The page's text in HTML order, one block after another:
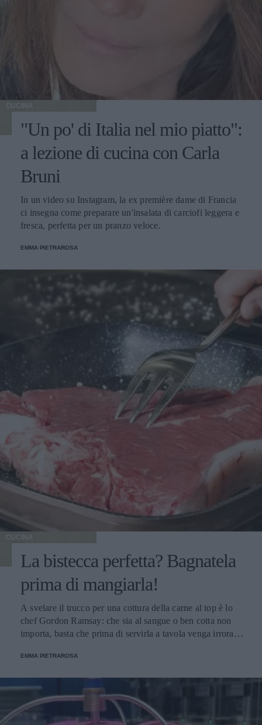
CUCINA
"Un po' di Italia nel mio piatto":
a lezione di cucina con Carla
Bruni
In un video su Instagram, la ex première dame di Francia
ci insegna come preparare un'insalata di carciofi leggera e
fresca, perfetta per un pranzo veloce.
EMMA PIETRAROSA
CUCINA
La bistecca perfetta? Bagnatela
prima di mangiarla!
A svelare il trucco per una cottura della carne al top è lo
chef Gordon Ramsay: che sia al sangue o ben cotta non
importa, basta che prima di servirla a tavola venga irrorata
EMMA PIETRAROSA